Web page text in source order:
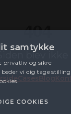
404
blev
samtykke
privatliv og sikre
vi dig tage stilling
COOKIES